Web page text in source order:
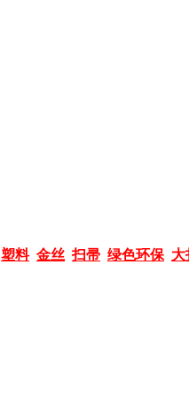
塑料 金丝 扫帚 绿色环保 大